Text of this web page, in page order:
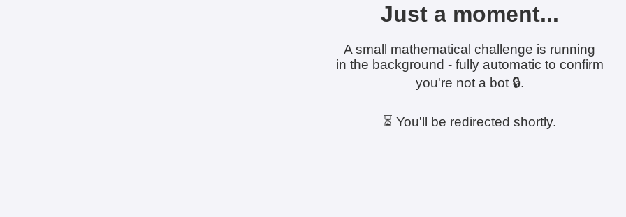
Just a moment...
A small mathematical challenge is running
in the background - fully automatic to confirm
you're not a bot 🔒.
⏳ You'll be redirected shortly.